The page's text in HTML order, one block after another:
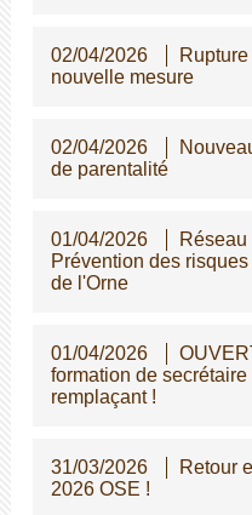
02/04/2026
nouvelle mesure
02/04/2026
de parentalité
01/04/2026
Réseau
Prévention des
de l'Orne
01/04/2026
formation de
remplaçant !
31/03/2026
Retour
2026 OSE !